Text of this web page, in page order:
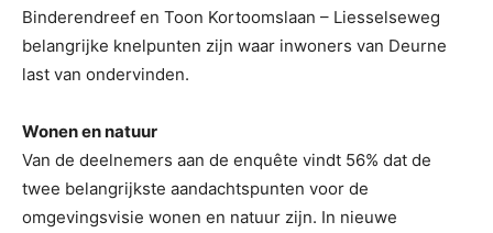
Binderendreef en Toon Kortoomslaan – Liesselseweg
belangrijke knelpunten zijn waar inwoners van Deurne
last van ondervinden.
Wonen en natuur
Van de deelnemers aan de enquête vindt 56% dat de
twee belangrijkste aandachtspunten voor de
omgevingsvisie wonen en natuur zijn. In nieuwe